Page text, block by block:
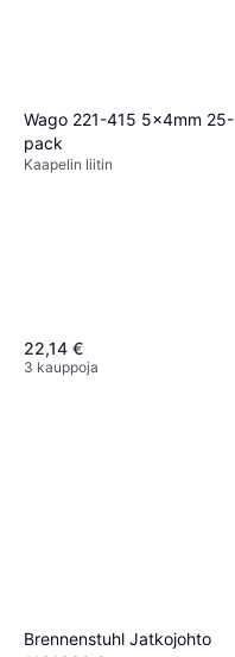
Wago 221-415 5x4mm 25-
pack
Kaapelin liitin
22,14 €
3 kauppoja
Brennenstuhl Jatkojohto